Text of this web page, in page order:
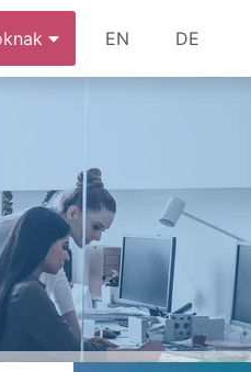
EN DE